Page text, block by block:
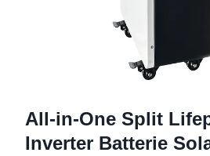
All-in-One Split
Inverter Batterie